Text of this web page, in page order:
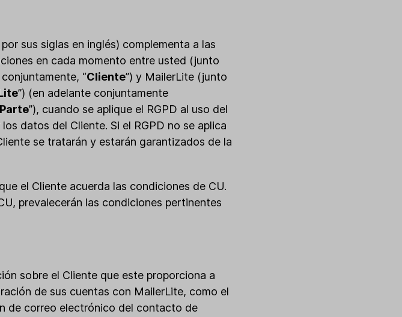
por sus siglas en inglés) complementa a las
en cada momento entre usted (junto
“Cliente”) y MailerLite (junto
”) (en adelante conjuntamente
Parte”), cuando se aplique el RGPD al uso del
datos del Cliente. Si el RGPD no se aplica
se tratarán y estarán garantizados de la
el Cliente acuerda las condiciones de CU.
prevalecerán las condiciones pertinentes
sobre el Cliente que este proporciona a
de sus cuentas con MailerLite, como el
de correo electrónico del contacto de